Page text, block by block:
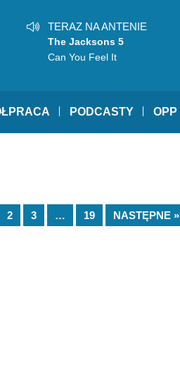
TERAZ NA ANTENIE
The Jacksons 5
Can You Feel It
PODCASTY OPP
2 3 … 19 NASTĘPNE »